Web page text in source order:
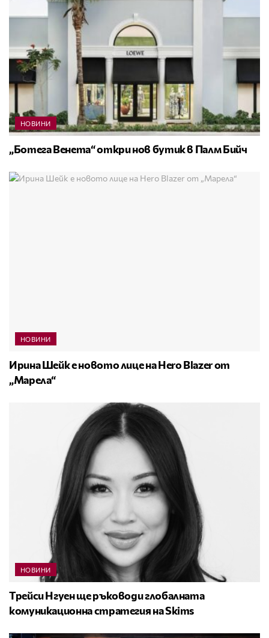
НОВИНИ
„Ботега Венета“ откри нов бутик в Палм Бийч
НОВИНИ
Ирина Шейк е новото лице на Hero Blazer от
„Марела“
НОВИНИ
Трейси Нгуен ще ръководи глобалната
комуникационна стратегия на Skims